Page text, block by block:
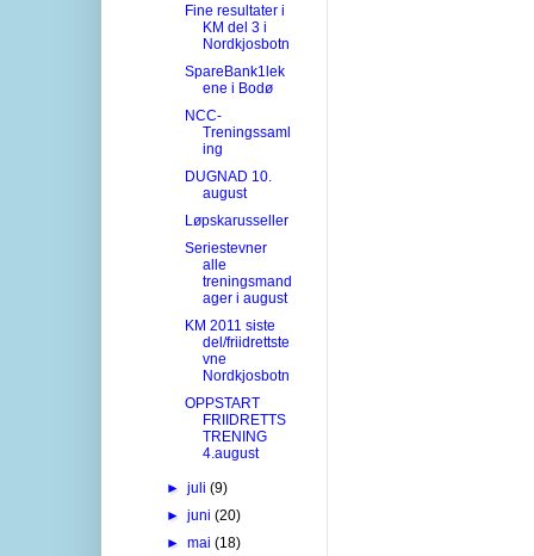
Fine resultater i
KM del 3 i
Nordkjosbotn
SpareBank1lek
ene i Bodø
NCC-
Treningssaml
ing
DUGNAD 10.
august
Løpskarusseller
Seriestevner
alle
treningsmand
ager i august
KM 2011 siste
del/friidrettste
vne
Nordkjosbotn
OPPSTART
FRIIDRETTS
TRENING
4.august
►juli(9)
►juni(20)
►mai(18)